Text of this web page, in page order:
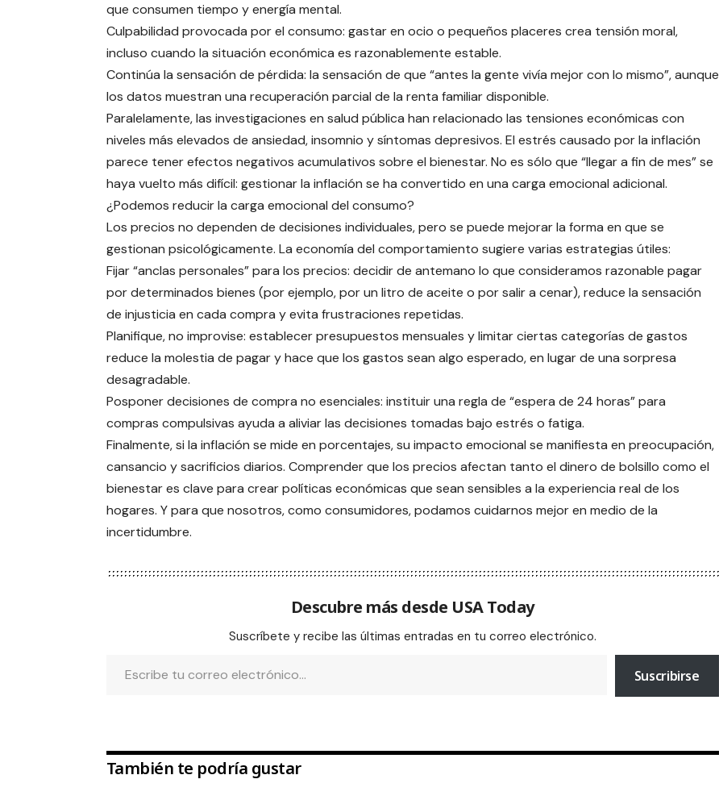
que consumen tiempo y energía mental.
Culpabilidad provocada por el consumo: gastar en ocio o pequeños placeres crea tensión moral,
incluso cuando la situación económica es razonablemente estable.
Continúa la sensación de pérdida: la sensación de que “antes la gente vivía mejor con lo mismo”, aunque
los datos muestran una recuperación parcial de la renta familiar disponible.
Paralelamente, las investigaciones en salud pública han relacionado las tensiones económicas con
niveles más elevados de ansiedad, insomnio y síntomas depresivos. El estrés causado por la inflación
parece tener efectos negativos acumulativos sobre el bienestar. No es sólo que “llegar a fin de mes” se
haya vuelto más difícil: gestionar la inflación se ha convertido en una carga emocional adicional.
¿Podemos reducir la carga emocional del consumo?
Los precios no dependen de decisiones individuales, pero se puede mejorar la forma en que se
gestionan psicológicamente. La economía del comportamiento sugiere varias estrategias útiles:
Fijar “anclas personales” para los precios: decidir de antemano lo que consideramos razonable pagar
por determinados bienes (por ejemplo, por un litro de aceite o por salir a cenar), reduce la sensación
de injusticia en cada compra y evita frustraciones repetidas.
Planifique, no improvise: establecer presupuestos mensuales y limitar ciertas categorías de gastos
reduce la molestia de pagar y hace que los gastos sean algo esperado, en lugar de una sorpresa
desagradable.
Posponer decisiones de compra no esenciales: instituir una regla de “espera de 24 horas” para
compras compulsivas ayuda a aliviar las decisiones tomadas bajo estrés o fatiga.
Finalmente, si la inflación se mide en porcentajes, su impacto emocional se manifiesta en preocupación,
cansancio y sacrificios diarios. Comprender que los precios afectan tanto el dinero de bolsillo como el
bienestar es clave para crear políticas económicas que sean sensibles a la experiencia real de los
hogares. Y para que nosotros, como consumidores, podamos cuidarnos mejor en medio de la
incertidumbre.
Descubre más desde USA Today
Suscríbete y recibe las últimas entradas en tu correo electrónico.
Suscribirse
También te podría gustar